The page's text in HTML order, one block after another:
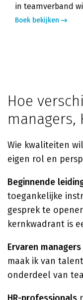
in teamverband
Boek bekijken
Hoe
managers,
Wie kwaliteiten
eigen rol en
Beginnende
toegankelijke
gesprek te
kernkwadrant is
Ervaren managers
maak ik van
onderdeel van